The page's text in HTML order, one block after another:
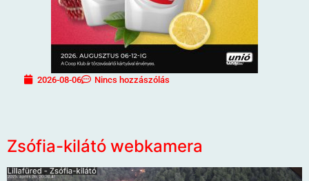
2026-08-06 Nincs hozzászólás
Zsófia-kilátó webkamera